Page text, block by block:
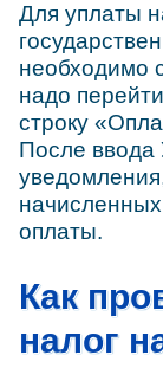
Для уплаты
необходимо
надо
строку
После ввода
оплаты.
Как
налог